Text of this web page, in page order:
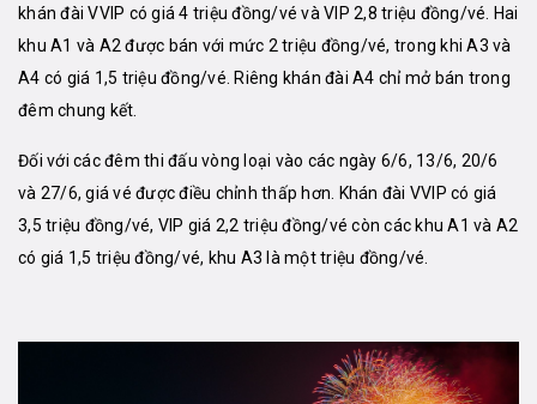
khán đài VVIP có giá 4 triệu đồng/vé và VIP 2,8 triệu đồng/vé. Hai
khu A1 và A2 được bán với mức 2 triệu đồng/vé, trong khi A3 và
A4 có giá 1,5 triệu đồng/vé. Riêng khán đài A4 chỉ mở bán trong
đêm chung kết.
Đối với các đêm thi đấu vòng loại vào các ngày 6/6, 13/6, 20/6
và 27/6, giá vé được điều chỉnh thấp hơn. Khán đài VVIP có giá
3,5 triệu đồng/vé, VIP giá 2,2 triệu đồng/vé còn các khu A1 và A2
có giá 1,5 triệu đồng/vé, khu A3 là một triệu đồng/vé.